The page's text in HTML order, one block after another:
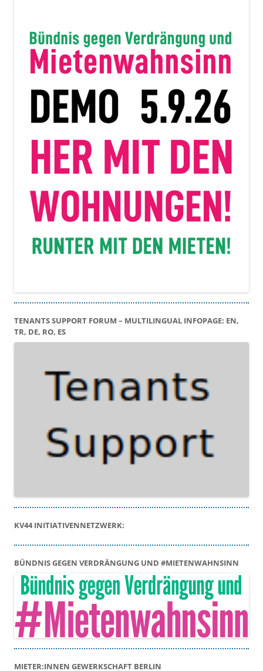
TENANTS SUPPORT FORUM – MULTILINGUAL INFOPAGE: EN,
TR, DE, RO, ES
KV44 INITIATIVENNETZWERK:
BÜNDNIS GEGEN VERDRÄNGUNG UND #MIETENWAHNSINN
MIETER:INNEN GEWERKSCHAFT BERLIN